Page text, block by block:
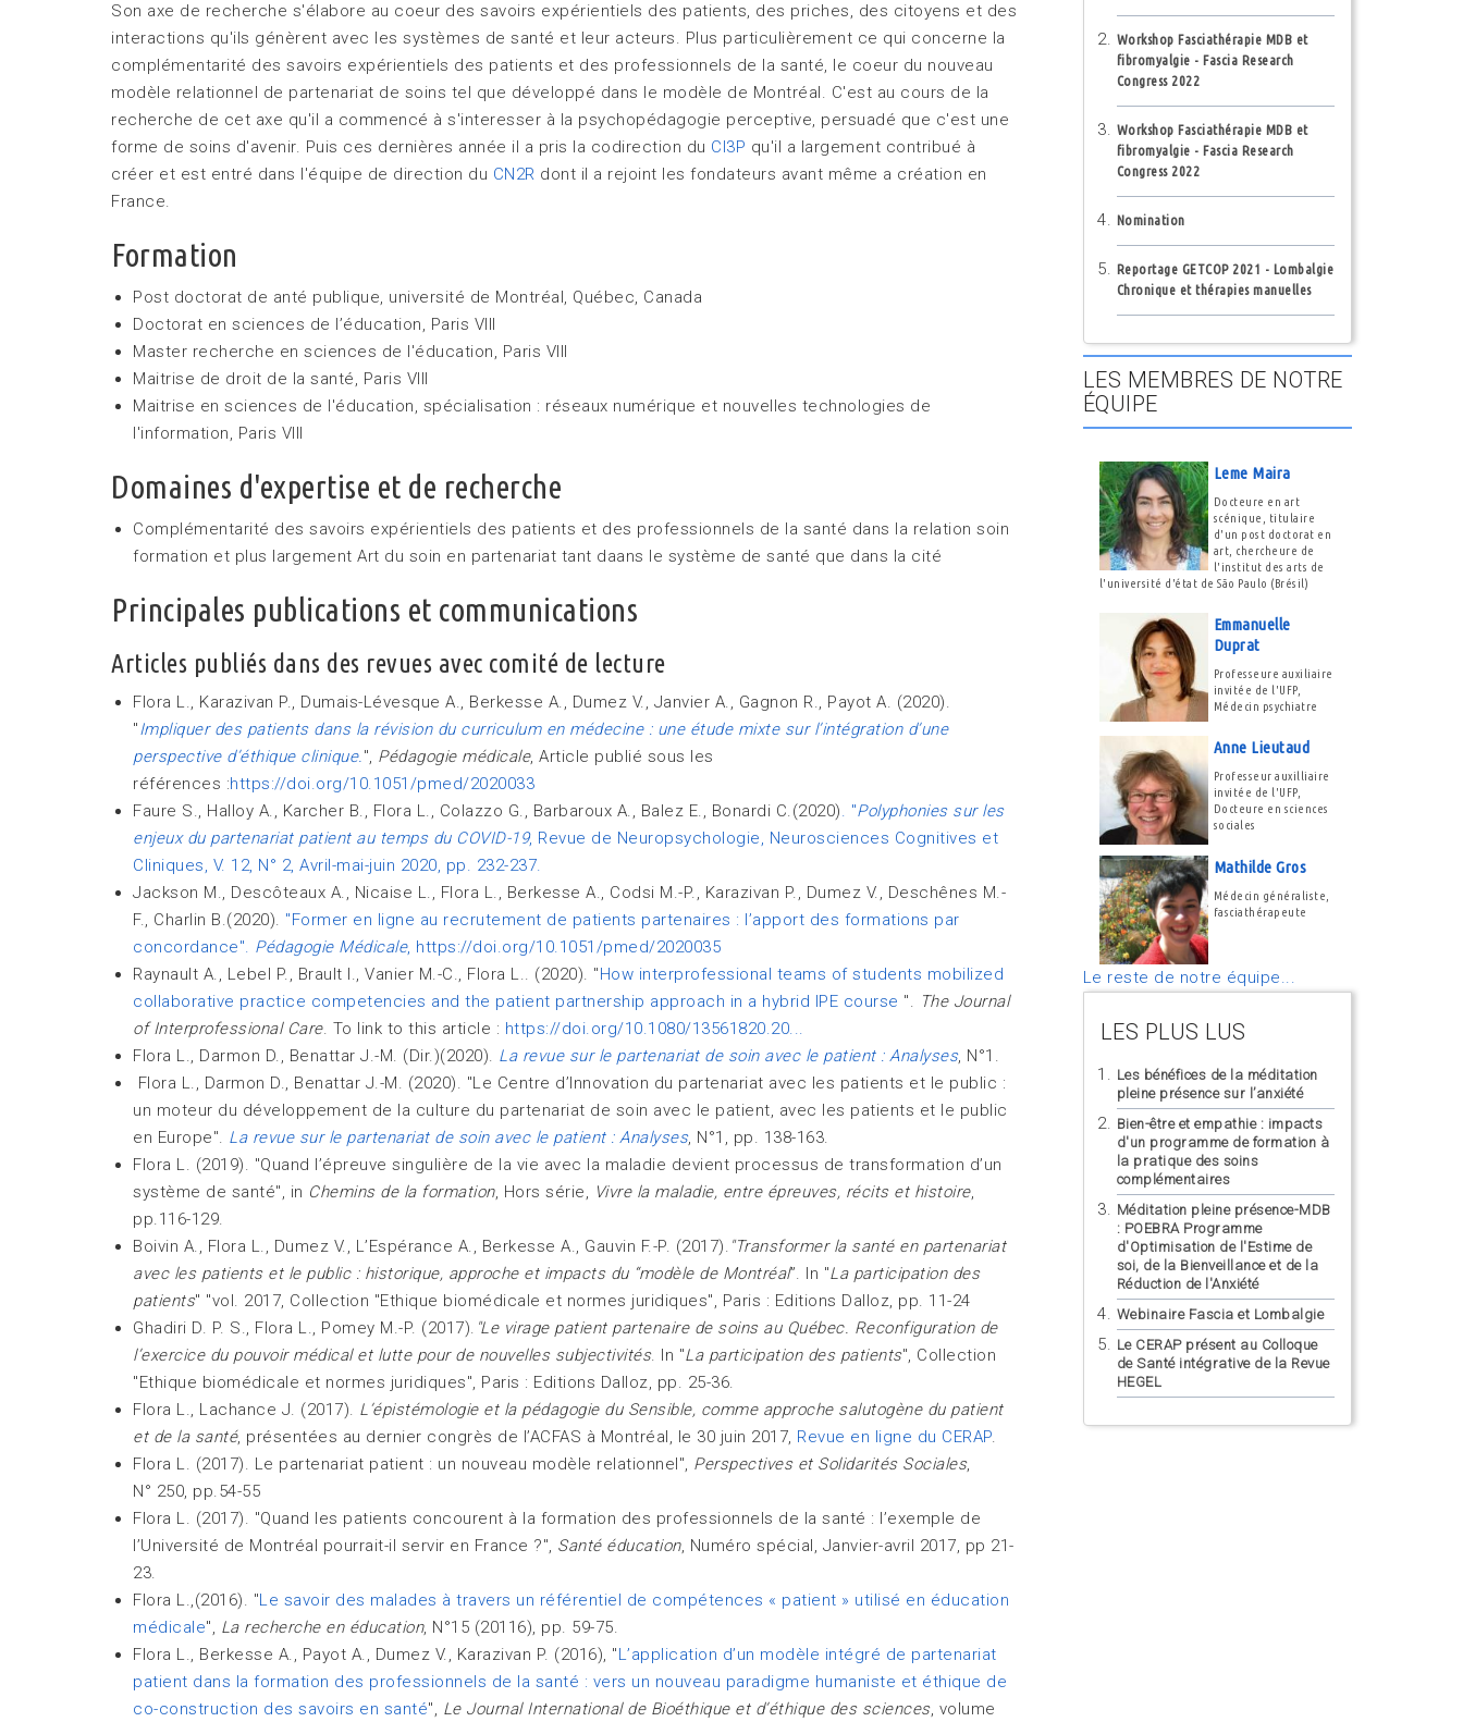
Son axe de recherche s'élabore au coeur des savoirs expérientiels des patients, des priches, des citoyens et des
interactions qu'ils génèrent avec les systèmes de santé et leur acteurs. Plus particulièrement ce qui concerne la
complémentarité des savoirs expérientiels des patients et des professionnels de la santé, le coeur du nouveau
modèle relationnel de partenariat de soins tel que développé dans le modèle de Montréal. C'est au cours de la
recherche de cet axe qu'il a commencé à s'interesser à la psychopédagogie perceptive, persuadé que c'est une
forme de soins d'avenir. Puis ces dernières année il a pris la codirection du CI3P qu'il a largement contribué à
créer et est entré dans l'équipe de direction du CN2R dont il a rejoint les fondateurs avant même a création en
France.
Formation
Post doctorat de anté publique, université de Montréal, Québec, Canada
Doctorat en sciences de l’éducation, Paris VIII
Master recherche en sciences de l'éducation, Paris VIII
Maitrise de droit de la santé, Paris VIII
Maitrise en sciences de l'éducation, spécialisation : réseaux numérique et nouvelles technologies de
l'information, Paris VIII
Domaines d'expertise et de recherche
Complémentarité des savoirs expérientiels des patients et des professionnels de la santé dans la relation soin
formation et plus largement Art du soin en partenariat tant daans le système de santé que dans la cité
Principales publications et communications
Articles publiés dans des revues avec comité de lecture
Flora L., Karazivan P., Dumais-Lévesque A., Berkesse A., Dumez V., Janvier A., Gagnon R., Payot A. (2020).
"Impliquer des patients dans la révision du curriculum en médecine : une étude mixte sur l’intégration d’une
perspective d’éthique clinique.", Pédagogie médicale, Article publié sous les
références :https://doi.org/10.1051/pmed/2020033
Faure S., Halloy A., Karcher B., Flora L., Colazzo G., Barbaroux A., Balez E., Bonardi C.(2020). "Polyphonies sur les
enjeux du partenariat patient au temps du COVID-19, Revue de Neuropsychologie, Neurosciences Cognitives et
Cliniques, V. 12, N° 2, Avril-mai-juin 2020, pp. 232-237.
Jackson M., Descôteaux A., Nicaise L., Flora L., Berkesse A., Codsi M.-P., Karazivan P., Dumez V., Deschênes M.-
F., Charlin B.(2020). "Former en ligne au recrutement de patients partenaires : l’apport des formations par
concordance". Pédagogie Médicale, https://doi.org/10.1051/pmed/2020035
Raynault A., Lebel P., Brault I., Vanier M.-C., Flora L.. (2020). "How interprofessional teams of students mobilized
collaborative practice competencies and the patient partnership approach in a hybrid IPE course ". The Journal
of Interprofessional Care. To link to this article : https://doi.org/10.1080/13561820.20...
Flora L., Darmon D., Benattar J.-M. (Dir.)(2020). La revue sur le partenariat de soin avec le patient : Analyses, N°1.
Flora L., Darmon D., Benattar J.-M. (2020). "Le Centre d’Innovation du partenariat avec les patients et le public :
un moteur du développement de la culture du partenariat de soin avec le patient, avec les patients et le public
en Europe". La revue sur le partenariat de soin avec le patient : Analyses, N°1, pp. 138-163.
Flora L. (2019). "Quand l’épreuve singulière de la vie avec la maladie devient processus de transformation d’un
système de santé", in Chemins de la formation, Hors série, Vivre la maladie, entre épreuves, récits et histoire,
pp.116-129.
Boivin A., Flora L., Dumez V., L’Espérance A., Berkesse A., Gauvin F.-P. (2017). "Transformer la santé en partenariat
avec les patients et le public : historique, approche et impacts du “modèle de Montréal”. In "La participation des
patients" "vol. 2017, Collection "Ethique biomédicale et normes juridiques", Paris : Editions Dalloz, pp. 11-24
Ghadiri D. P. S., Flora L., Pomey M.-P. (2017). "Le virage patient partenaire de soins au Québec. Reconfiguration de
l’exercice du pouvoir médical et lutte pour de nouvelles subjectivités. In "La participation des patients", Collection
"Ethique biomédicale et normes juridiques", Paris : Editions Dalloz, pp. 25-36.
Flora L., Lachance J. (2017). L’épistémologie et la pédagogie du Sensible, comme approche salutogène du patient
et de la santé, présentées au dernier congrès de l’ACFAS à Montréal, le 30 juin 2017, Revue en ligne du CERAP.
Flora L. (2017). Le partenariat patient : un nouveau modèle relationnel", Perspectives et Solidarités Sociales,
N° 250, pp.54-55
Flora L. (2017). "Quand les patients concourent à la formation des professionnels de la santé : l’exemple de
l’Université de Montréal pourrait-il servir en France ?", Santé éducation, Numéro spécial, Janvier-avril 2017, pp 21-
23.
Flora L.,(2016). "Le savoir des malades à travers un référentiel de compétences « patient » utilisé en éducation
médicale", La recherche en éducation, N°15 (20116), pp. 59-75.
Flora L., Berkesse A., Payot A., Dumez V., Karazivan P. (2016), "L’application d’un modèle intégré de partenariat
patient dans la formation des professionnels de la santé : vers un nouveau paradigme humaniste et éthique de
co-construction des savoirs en santé", Le Journal International de Bioéthique et d’éthique des sciences, volume
Workshop Fasciathérapie MDB et
fibromyalgie - Fascia Research
Congress 2022
Workshop Fasciathérapie MDB et
fibromyalgie - Fascia Research
Congress 2022
Nomination
Reportage GETCOP 2021 - Lombalgie
Chronique et thérapies manuelles
LES MEMBRES DE NOTRE
ÉQUIPE
Leme Maira
Docteure en art
scénique, titulaire
d'un post doctorat en
art, chercheure de
l'institut des arts de
l'université d'état de São Paulo (Brésil)
Emmanuelle
Duprat
Professeure auxiliaire
invitée de l'UFP,
Médecin psychiatre
Anne Lieutaud
Professeur auxilliaire
invitée de l'UFP,
Docteure en sciences
sociales
Mathilde Gros
Médecin généraliste,
fasciathérapeute
Le reste de notre équipe...
LES PLUS LUS
Les bénéfices de la méditation
pleine présence sur l’anxiété
Bien-être et empathie : impacts
d'un programme de formation à
la pratique des soins
complémentaires
Méditation pleine présence-MDB
: POEBRA Programme
d'Optimisation de l'Estime de
soi, de la Bienveillance et de la
Réduction de l'Anxiété
Webinaire Fascia et Lombalgie
Le CERAP présent au Colloque
de Santé intégrative de la Revue
HEGEL